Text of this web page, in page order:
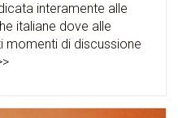
interamente alle
italiane dove alle
momenti di discussione